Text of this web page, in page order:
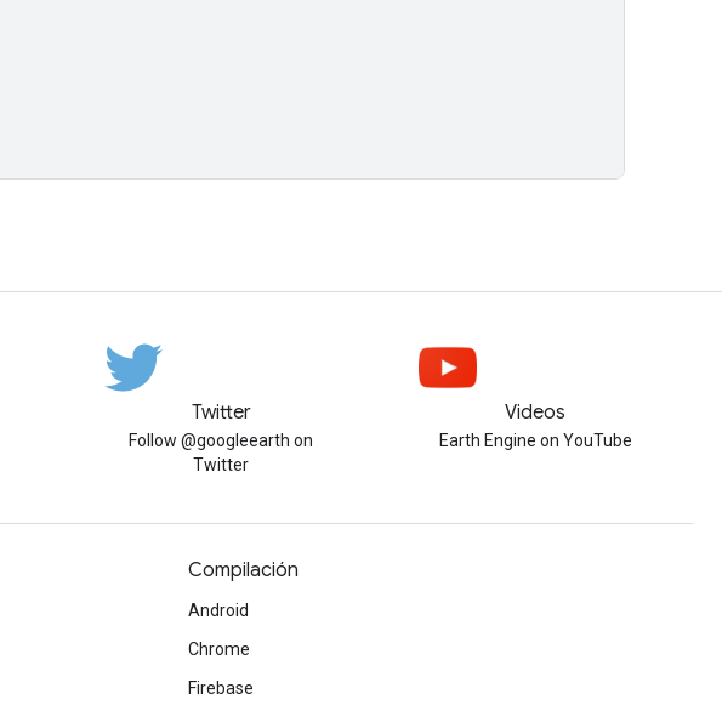
Twitter
Follow @googleearth on
Twitter
Videos
Earth Engine on YouTube
Compilación
Android
Chrome
Firebase